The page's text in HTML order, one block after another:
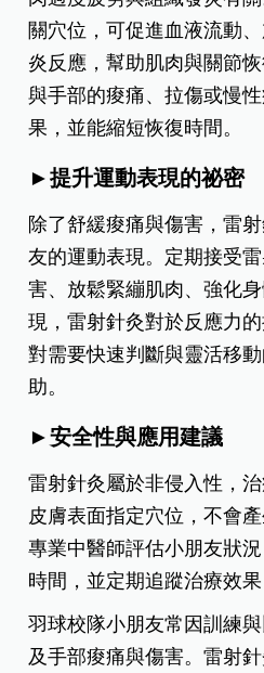
關穴位，可促進血液流動
炎反應，幫助肌肉與關節
與手部的痠痛、拉傷或慢
果，並能縮短恢復時間。
►提升運動表現的祕密
除了舒緩痠痛與傷害，雷
友的運動表現。定期接受
害、放鬆緊繃肌肉、強化
現，雷射針灸對於反應力
對需要快速判斷與靈活移
助。
►安全性與應用建議
雷射針灸屬於非侵入性，
皮膚表面指定穴位，不會
專業中醫師評估小朋友狀
時間，並定期追蹤治療效果
羽球校隊小朋友常因訓練
及手部痠痛與傷害。雷射